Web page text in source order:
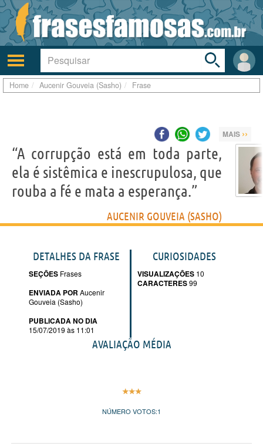
Ativar/desativar
a
navegação
Área
do
Toggle
search
bar
Home Aucenir Gouveia (Sasho) Frase
MAIS ››
“A corrupção está em toda parte,
ela é sistêmica e inescrupulosa, que
rouba a fé e mata a esperança.”
AUCENIR GOUVEIA (SASHO)
DETALHES DA FRASE
SEÇÕES Frases
ENVIADA POR Aucenir
Gouveia (Sasho)
PUBLICADA NO DIA
15/07/2019 às 11:01
CURIOSIDADES
VISUALIZAÇÕES 10
CARACTERES99
AVALIAÇÃO MÉDIA
NÚMERO VOTOS:1